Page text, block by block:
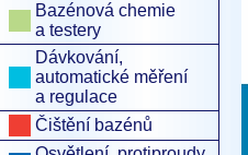
Bazénová chemie
a testery
Dávkování,
automatické měření
a regulace
Čištění bazénů